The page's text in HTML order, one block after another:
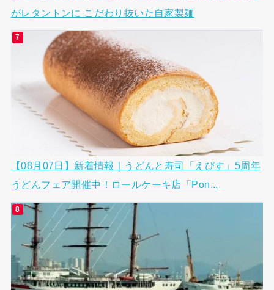
がレタントンに こだわり抜いた自家製麺
【08月07日】新着情報｜うどんと寿司「えびす」5周年
うどんフェア開催中！ロールケーキ店「Pon...